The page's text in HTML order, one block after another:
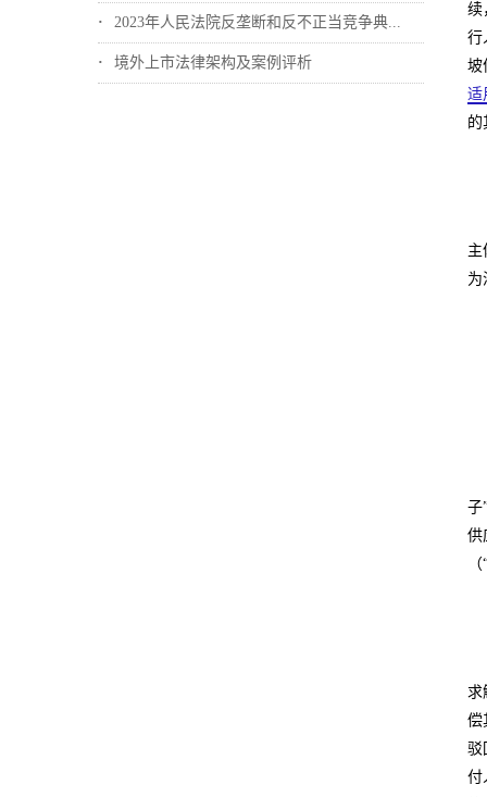
2023年人民法院反垄断和反不正当竞争典...
境外上市法律架构及案例评析
续
行
坡
适
的
主
为
子
供
求
偿
驳
付